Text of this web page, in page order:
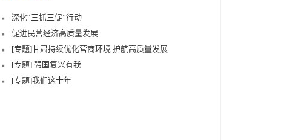
深化“三抓三促”行动
促进民营经济高质量发展
[专题]甘肃持续优化营商环境 护航高质量发展
[专题] 强国复兴有我
[专题]我们这十年